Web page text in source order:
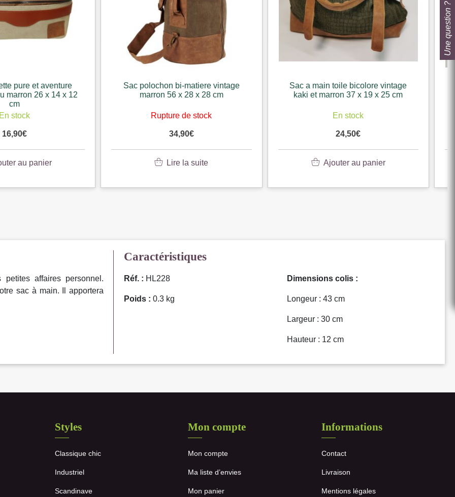
bi-matiere vintage
56 x 28 x 28 cm
Rupture de stock
34,90
Lire la suite
Sac a main toile bicolore vintage
kaki et marron 37 x 19 x 25 cm
En stock
24,50
Ajouter au panier
Pochette zippe toile bicolore
vintage kaki et marron 23.5 x 17.5
Rupture de stock
4,90
Lire la suite
affaires personnel.
sac à main. Il apportera
Caractéristiques
Réf. : HL228
Poids : 0.3 kg
Dimensions colis :
Longeur : 43 cm
Largeur : 30 cm
Hauteur : 12 cm
Styles
Classique chic
Industriel
Scandinave
Mon compte
Mon compte
Ma liste d’envies
Mon panier
Informations
Contact
Livraison
Mentions légales
Une question ?